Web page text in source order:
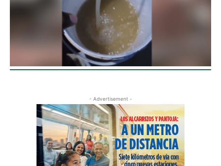
- Advertisement -